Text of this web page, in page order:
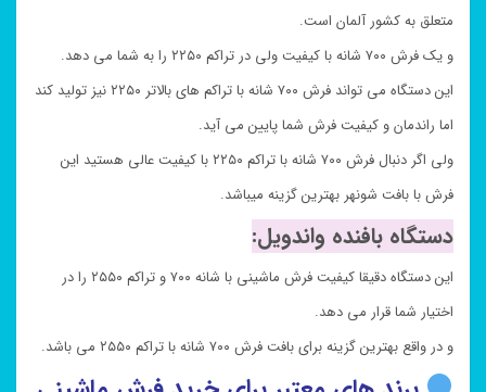
متعلق به کشور آلمان است.
و یک فرش ۷۰۰ شانه با کیفیت ولی در تراکم ۲۲۵۰ را به شما می دهد.
این دستگاه می تواند فرش ۷۰۰ شانه با تراکم های بالاتر ۲۲۵۰ نیز تولید کند
اما راندمان و کیفیت فرش شما پایین می آید.
ولی اگر دنبال فرش ۷۰۰ شانه با تراکم ۲۲۵۰ با کیفیت عالی هستید این
فرش با بافت شونهر بهترین گزینه میباشد.
دستگاه بافنده واندویل:
این دستگاه دقیقا کیفیت فرش ماشینی با شانه ۷۰۰ و تراکم ۲۵۵۰ را در
اختیار شما قرار می دهد.
و در واقع بهترین گزینه برای بافت فرش ۷۰۰ شانه با تراکم ۲۵۵۰ می باشد.